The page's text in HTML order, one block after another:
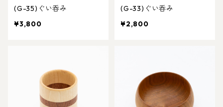
(G-35)ぐい呑み
¥3,800
(G-33)ぐい呑み
¥2,800